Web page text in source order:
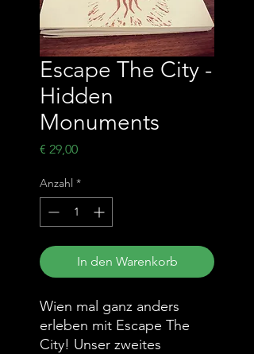
Escape The City -
Hidden
Monuments
€ 29,00Preis
Anzahl *
In den Warenkorb
Wien mal ganz anders
erleben mit Escape The
City! Unser zweites